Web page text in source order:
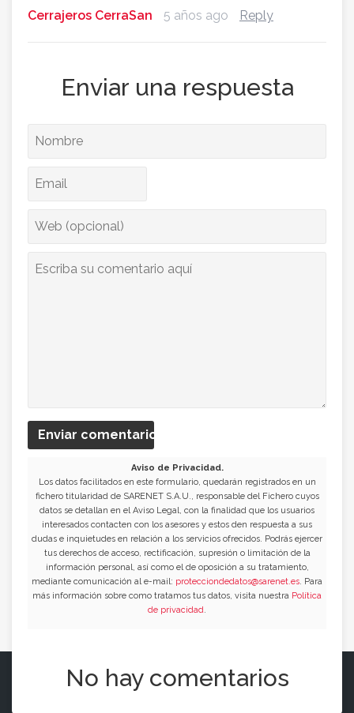
Cerrajeros CerraSan 5 años ago Reply
Enviar una respuesta
Enviar comentario
Aviso de Privacidad.
Los datos facilitados en este formulario, quedarán registrados en un
fichero titularidad de SARENET S.A.U., responsable del Fichero cuyos
datos se detallan en el Aviso Legal, con la finalidad que los usuarios
interesados contacten con los asesores y estos den respuesta a sus
dudas e inquietudes en relación a los servicios ofrecidos. Podrás ejercer
tus derechos de acceso, rectificación, supresión o limitación de la
información personal, así como el de oposición a su tratamiento,
mediante comunicación al e-mail: protecciondedatos@sarenet.es. Para
más información sobre como tratamos tus datos, visita nuestra Política
de privacidad.
No hay comentarios